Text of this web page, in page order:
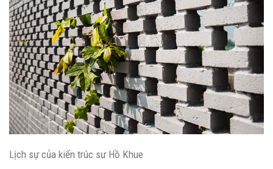
Lịch sự của kiến ​​trúc sư Hồ Khue